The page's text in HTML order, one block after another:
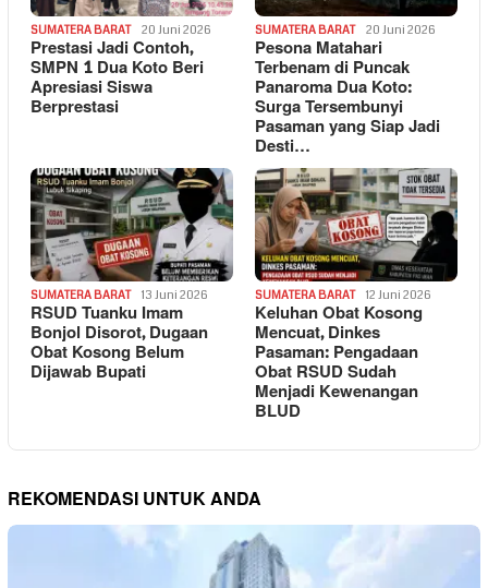
SUMATERA BARAT 20 Juni 2026
Prestasi Jadi Contoh,
SMPN 1 Dua Koto Beri
Apresiasi Siswa
Berprestasi
SUMATERA BARAT 20 Juni 2026
Pesona Matahari
Terbenam di Puncak
Panaroma Dua Koto:
Surga Tersembunyi
Pasaman yang Siap Jadi
Desti…
SUMATERA BARAT 13 Juni 2026
RSUD Tuanku Imam
Bonjol Disorot, Dugaan
Obat Kosong Belum
Dijawab Bupati
SUMATERA BARAT 12 Juni 2026
Keluhan Obat Kosong
Mencuat, Dinkes
Pasaman: Pengadaan
Obat RSUD Sudah
Menjadi Kewenangan
BLUD
REKOMENDASI UNTUK ANDA